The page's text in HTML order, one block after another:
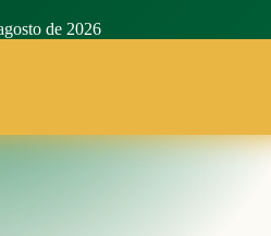
de 2026